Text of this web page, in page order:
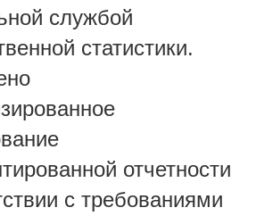
службой
статистики.
отчетности
с требованиями